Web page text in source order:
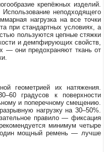
крепёжных изделий.
неподходящего
нагрузка на все точки
при стандартных условиях, а
пользуются цепные стяжки
и демпфирующих свойств,
— они предохраняют ткань от
геометрией их натяжения.
градусов к поверхности
и поперечному смещению.
нагрузку на 30–50%.
правило — фиксация
минимум четыре
один мощный ремень — лучше